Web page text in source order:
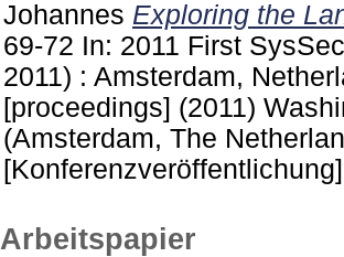
Johannes Exploring the
69-72 In: 2011 First
2011) : Amsterdam,
[proceedings] (2011)
(Amsterdam, The
[Konferenzveröffentlichung]
Arbeitspapier